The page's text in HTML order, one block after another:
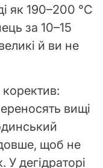
як 190–200 °C
за 10–15
й ви не
коректив:
вищі
щоб не
дегідраторі